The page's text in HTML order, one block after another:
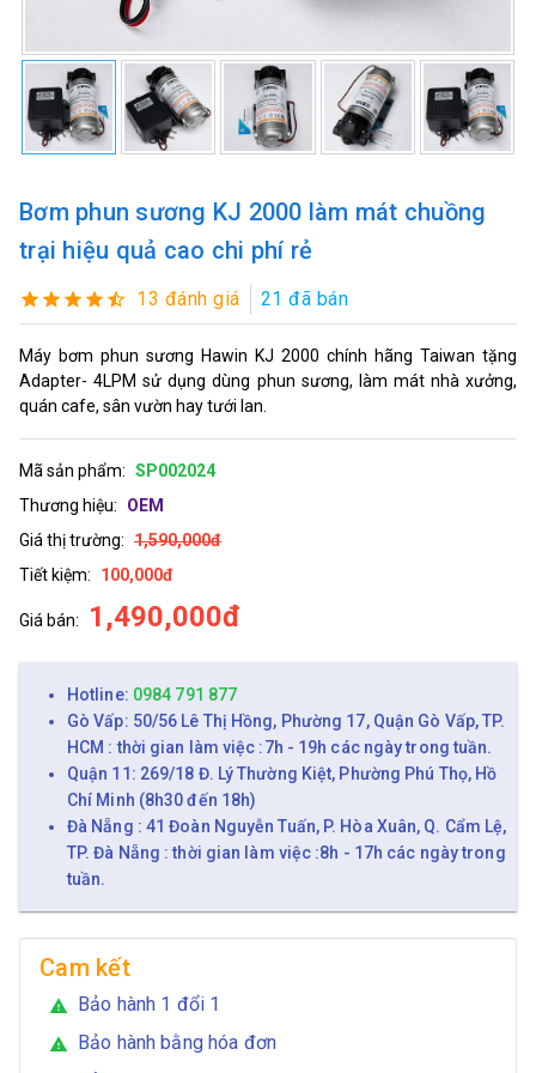
Bơm phun sương KJ 2000 làm mát chuồng
trại hiệu quả cao chi phí rẻ
13 đánh giá 21 đã bán
Máy bơm phun sương Hawin KJ 2000 chính hãng Taiwan tặng
Adapter- 4LPM sử dụng dùng phun sương, làm mát nhà xưởng,
quán cafe, sân vườn hay tưới lan.
Mã sản phẩm: SP002024
Thương hiệu:
OEM
Giá thị trường: 1,590,000đ
Tiết kiệm:
100,000đ
Giá bán: 1,490,000đ
Hotline: 0984 791 877
Gò Vấp: 50/56 Lê Thị Hồng, Phường 17, Quận Gò Vấp, TP.
HCM : thời gian làm việc :7h - 19h các ngày trong tuần.
Quận 11: 269/18 Đ. Lý Thường Kiệt, Phường Phú Thọ, Hồ
Chí Minh (8h30 đến 18h)
Đà Nẵng : 41 Đoàn Nguyễn Tuấn, P. Hòa Xuân, Q. Cẩm Lệ,
TP. Đà Nẵng : thời gian làm việc :8h - 17h các ngày trong
tuần.
Cam kết
warning Bảo hành 1 đổi 1
warning Bảo hành bằng hóa đơn